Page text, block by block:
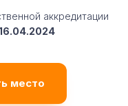
аккредитации
место